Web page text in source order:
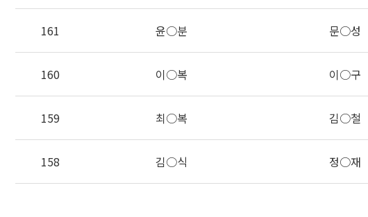
161 윤○분 문○성
160 이○복 이○구
159 최○복 김○철
158 김○식 정○재